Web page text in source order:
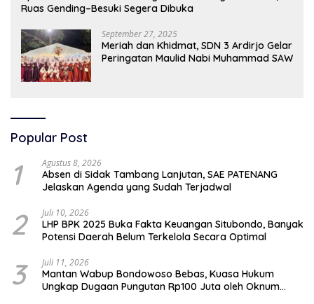
Ruas Gending–Besuki Segera Dibuka
September 27, 2025
Meriah dan Khidmat, SDN 3 Ardirjo Gelar
Peringatan Maulid Nabi Muhammad SAW
Popular Post
1 Agustus 8, 2026
Absen di Sidak Tambang Lanjutan, SAE PATENANG
Jelaskan Agenda yang Sudah Terjadwal
2 Juli 10, 2026
LHP BPK 2025 Buka Fakta Keuangan Situbondo, Banyak
Potensi Daerah Belum Terkelola Secara Optimal
3 Juli 11, 2026
Mantan Wabup Bondowoso Bebas, Kuasa Hukum
Ungkap Dugaan Pungutan Rp100 Juta oleh Oknum